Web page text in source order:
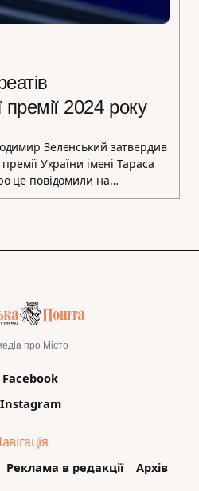
премії 2024 року
Зеленський затвердив
України імені Тараса
це повідомили на…
про Місто
Facebook
Instagram
Реклама в редакції Архів